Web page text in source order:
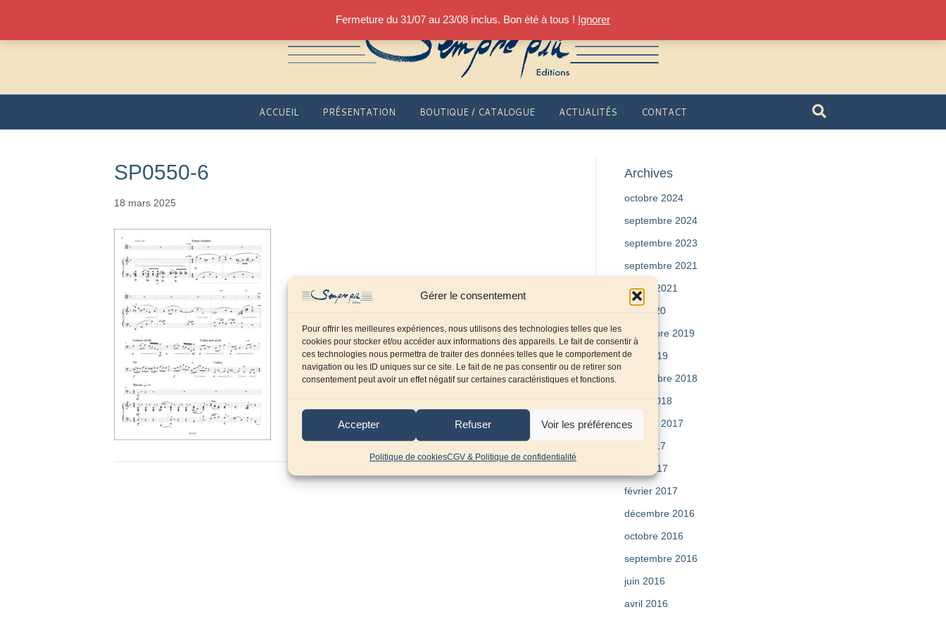
Gérer le consentement
Pour offrir les meilleures expériences, nous utilisons des technologies telles que les
cookies pour stocker et/ou accéder aux informations des appareils. Le fait de consentir à
ces technologies nous permettra de traiter des données telles que le comportement de
navigation ou les ID uniques sur ce site. Le fait de ne pas consentir ou de retirer son
consentement peut avoir un effet négatif sur certaines caractéristiques et fonctions.
Accepter Refuser Voir les préférences
Politique de cookiesCGV & Politique de confidentialité
Fermeture du 31/07 au 23/08 inclus. Bon été à tous ! Ignorer
ACCUEIL PRÉSENTATION BOUTIQUE / CATALOGUE ACTUALITÉS CONTACT
SP0550-6
18 mars 2025
Archives
octobre 2024
septembre 2024
septembre 2023
septembre 2021
février 2021
mai 2020
novembre 2019
avril 2019
septembre 2018
juillet 2018
octobre 2017
mai 2017
avril 2017
février 2017
décembre 2016
octobre 2016
septembre 2016
juin 2016
avril 2016